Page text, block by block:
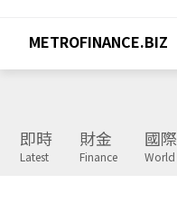
METROFINANCE.BIZ
即時
Latest
財金
Finance
國際
World